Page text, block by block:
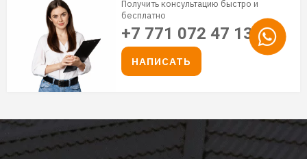
Получить консультацию быстро и
бесплатно
+7 771 072 47 13
НАПИСАТЬ